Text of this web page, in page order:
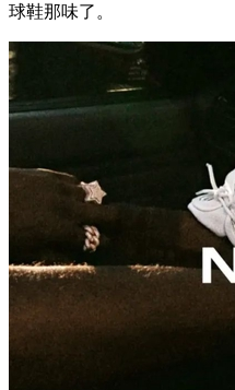
球鞋那味了。